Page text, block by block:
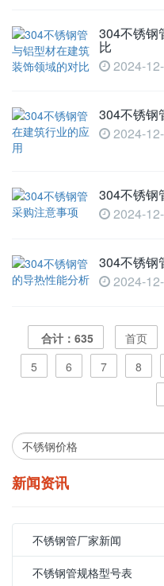
304不锈钢
比
2024-
304不锈钢
2024-
304不锈钢
2024-
304不锈钢
2024-
合计：635 首页
5
6 7 8
新闻资讯
不锈钢管厂家新闻
不锈钢管规格型号表